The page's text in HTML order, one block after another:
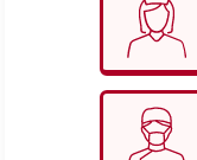
性別